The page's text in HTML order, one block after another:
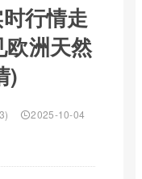
行情走
欧洲天然
)
2025-10-04